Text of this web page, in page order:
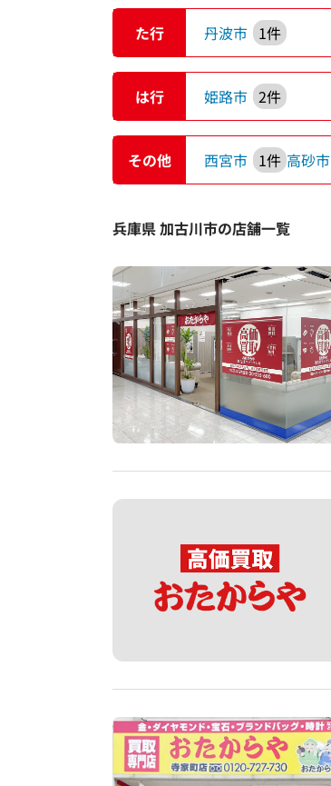
た行 丹波市 1件
は行 姫路市 2件
その他 西宮市 1件 高砂市
兵庫県 加古川市の店舗一覧